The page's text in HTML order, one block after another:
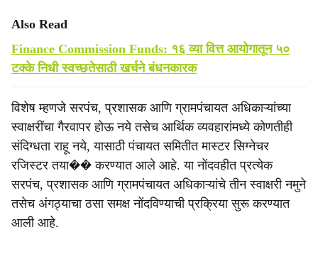
Also Read
Finance Commission Funds: १६ व्या वित्त आयोगातून ५०
टक्के निधी स्वच्छतेसाठी खर्चने बंधनकारक
विशेष म्हणजे सरपंच, प्रशासक आणि ग्रामपंचायत अधिकाऱ्यांच्या
स्वाक्षरींचा गैरवापर होऊ नये तसेच आर्थिक व्यवहारांमध्ये कोणतीही
संदिग्धता राहू नये, यासाठी पंचायत समितीत मास्टर सिग्नेचर
रजिस्टर तया�� करण्यात आले आहे. या नोंदवहीत प्रत्येक
सरपंच, प्रशासक आणि ग्रामपंचायत अधिकाऱ्यांचे तीन स्वाक्षरी नमुने
तसेच अंगठ्याचा ठसा समक्ष नोंदविण्याची प्रक्रिया सुरू करण्यात
आली आहे.